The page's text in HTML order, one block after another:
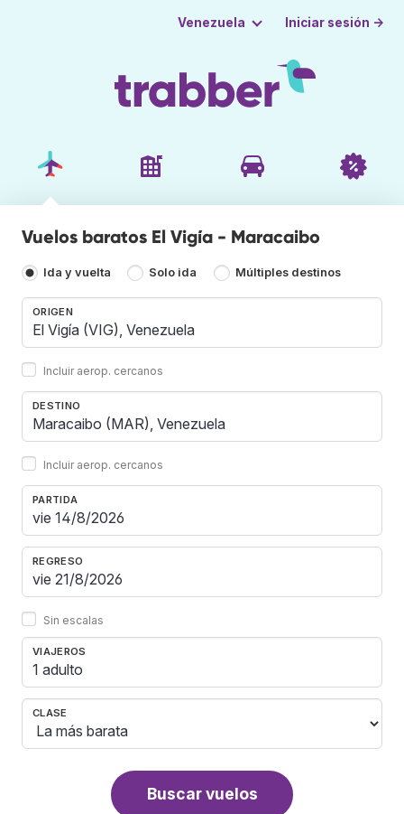
Venezuela Iniciar sesión →
Vuelos baratos El Vigía - Maracaibo
Ida y vuelta Solo ida Múltiples destinos
ORIGEN
Incluir aerop. cercanos
DESTINO
Incluir aerop. cercanos
PARTIDA
REGRESO
Sin escalas
VIAJEROS
1 adulto
CLASE
Buscar vuelos